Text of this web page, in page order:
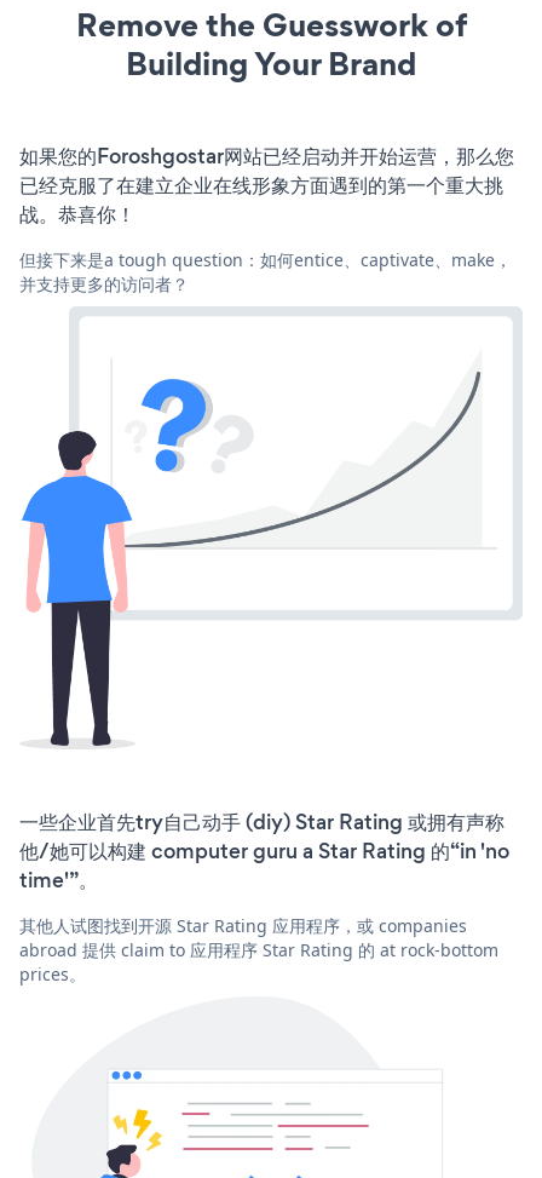
Remove the Guesswork of
Building Your Brand
如果您的Foroshgostar网站已经启动并开始运营，那么您
已经克服了在建立企业在线形象方面遇到的第一个重大挑
战。恭喜你！
但接下来是a tough question：如何entice、captivate、make，
并支持更多的访问者？
一些企业首先try自己动手 (diy) Star Rating 或拥有声称
他/她可以构建 computer guru a Star Rating 的“in 'no
time'”。
其他人试图找到开源 Star Rating 应用程序，或 companies
abroad 提供 claim to 应用程序 Star Rating 的 at rock-bottom
prices。